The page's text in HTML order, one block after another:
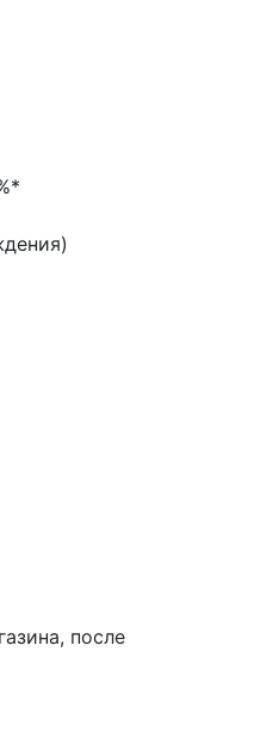
после